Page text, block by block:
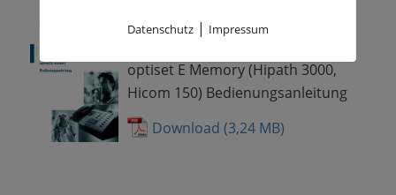
optiset E
Memory Bedienungsanleitung
optiset E Memory (Hipath 3000,
Hicom 150) Bedienungsanleitung
Download
Datenschutz| Impressum